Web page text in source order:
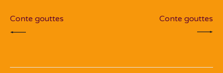
l’article
Conte gouttes Conte gouttes